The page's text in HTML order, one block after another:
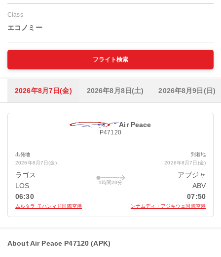
Class
エコノミー
フライト検索
2026年8月7日(金) 2026年8月8日(土) 2026年8月9日(日)
Air Peace
P47120
出発地
2026年8月7日(金)
ラゴス
LOS
06:30
ムルタラ モハンマド国際空港
1時間20分
到着地
2026年8月7日(金)
アブジャ
ABV
07:50
ンナムディ・アジキウェ国際空港
About Air Peace P47120 (APK)